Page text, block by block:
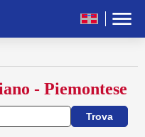
- Piemontese